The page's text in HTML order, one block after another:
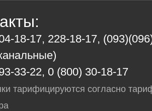
18-17, 228-18-17,
33-22, 0 (800) 30-18-17
тарифицируются согласно